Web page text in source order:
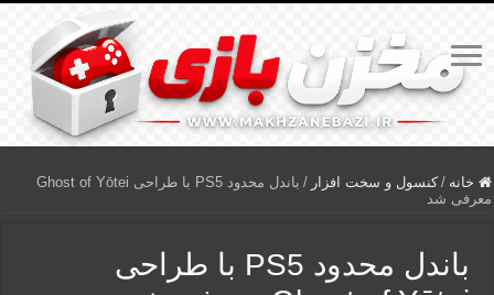
خانه / کنسول و سخت افزار /
باندل محدود PS5 با طراحی Ghost of Yōtei
معرفی شد
باندل محدود PS5 با طراحی